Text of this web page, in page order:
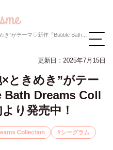
『Bubble Bath Dreams Collection』が7月上旬より発売中！
更新日： 2025年7月15日
×ときめき”がテー
Dreams Coll
り発売中！
Collection シーグラム